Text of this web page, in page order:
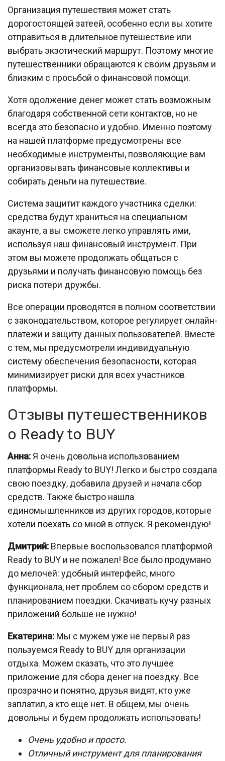
Организация путешествия может стать
дорогостоящей затеей, особенно если вы хотите
отправиться в длительное путешествие или
выбрать экзотический маршрут. Поэтому многие
путешественники обращаются к своим друзьям и
близким с просьбой о финансовой помощи.
Хотя одолжение денег может стать возможным
благодаря собственной сети контактов, но не
всегда это безопасно и удобно. Именно поэтому
на нашей платформе предусмотрены все
необходимые инструменты, позволяющие вам
организовывать финансовые коллективы и
собирать деньги на путешествие.
Система защитит каждого участника сделки:
средства будут храниться на специальном
акаунте, а вы сможете легко управлять ими,
используя наш финансовый инструмент. При
этом вы можете продолжать общаться с
друзьями и получать финансовую помощь без
риска потери дружбы.
Все операции проводятся в полном соответствии
с законодательством, которое регулирует онлайн-
платежи и защиту данных пользователей. Вместе
с тем, мы предусмотрели индивидуальную
систему обеспечения безопасности, которая
минимизирует риски для всех участников
платформы.
Отзывы путешественников
о Ready to BUY
Анна:Я очень довольна использованием
платформы Ready to BUY! Легко и быстро создала
свою поездку, добавила друзей и начала сбор
средств. Также быстро нашла
единомышленников из других городов, которые
хотели поехать со мной в отпуск. Я рекомендую!
Дмитрий: Впервые воспользовался платформой
Ready to BUY и не пожалел! Все было продумано
до мелочей: удобный интерфейс, много
функционала, нет проблем со сбором средств и
планированием поездки. Скачивать кучу разных
приложений больше не нужно!
Екатерина: Мы с мужем уже не первый раз
пользуемся Ready to BUY для организации
отдыха. Можем сказать, что это лучшее
приложение для сбора денег на поездку. Все
прозрачно и понятно, друзья видят, кто уже
заплатил, а кто еще нет. В общем, мы очень
довольны и будем продолжать использовать!
Очень удобно и просто.
Отличный инструмент для планирования